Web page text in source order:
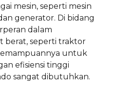
mesin, seperti mesin
generator. Di bidang
dalam
berat, seperti traktor
untuk
efisiensi tinggi
sangat dibutuhkan.